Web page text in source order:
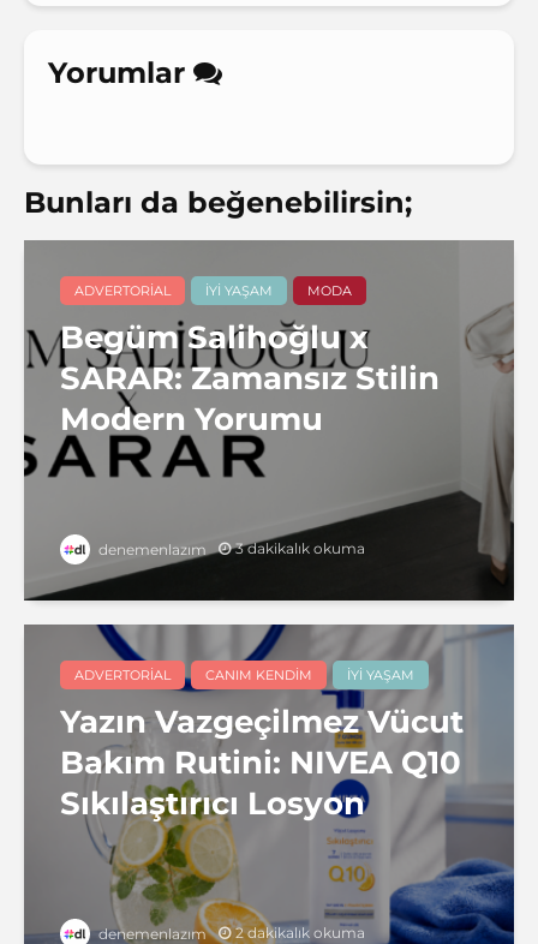
Yorumlar
Bunları da beğenebilirsin;
ADVERTORIAL İYI YAŞAM MODA
Begüm Salihoğlu x
SARAR: Zamansız Stilin
Modern Yorumu
denemenlazım 3 dakikalık okuma
ADVERTORIAL CANIM KENDIM İYI YAŞAM
Yazın Vazgeçilmez Vücut
Bakım Rutini: NIVEA Q10
Sıkılaştırıcı Losyon
denemenlazım 2 dakikalık okuma